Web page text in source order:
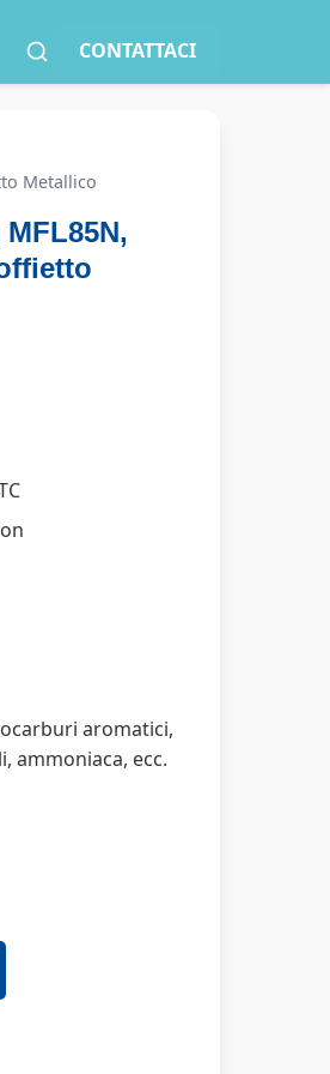
CONTATTACI
Metallico
aromatici,
ammoniaca, ecc.